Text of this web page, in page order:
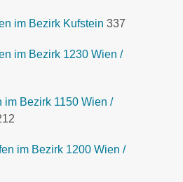
im Bezirk Kufstein 337
im Bezirk 1230 Wien /
im Bezirk 1150 Wien /
im Bezirk 1200 Wien /